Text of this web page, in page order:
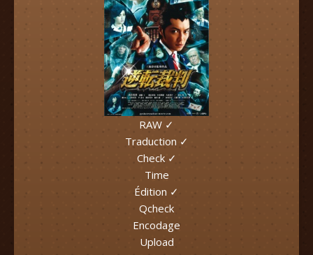
RAW ✓
Traduction ✓
Check ✓
Time
Édition ✓
Qcheck
Encodage
Upload